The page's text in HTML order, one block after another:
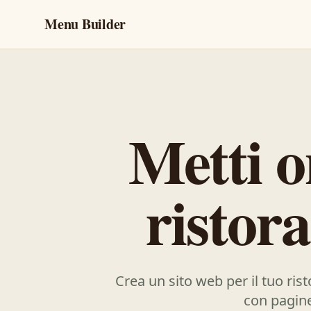
Menu Builder
Metti
Crea un sito web per il tuo
con